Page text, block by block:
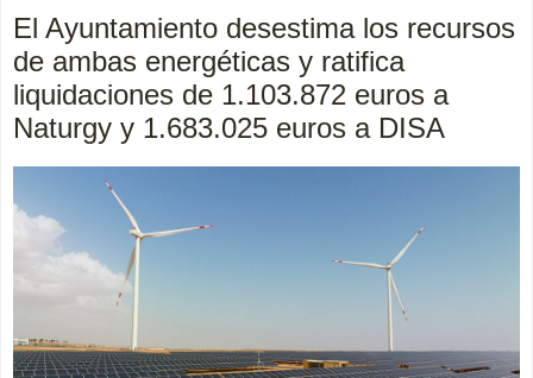
El Ayuntamiento desestima los recursos
de ambas energéticas y ratifica
liquidaciones de 1.103.872 euros a
Naturgy y 1.683.025 euros a DISA